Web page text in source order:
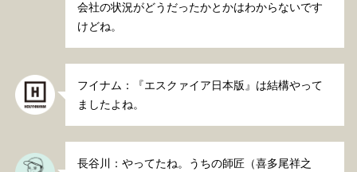
会社の状況がどうだったかとかはわからないです
けどね。
フイナム：『エスクァイア日本版』は結構やって
ましたよね。
長谷川：やってたね。うちの師匠（喜多尾祥之